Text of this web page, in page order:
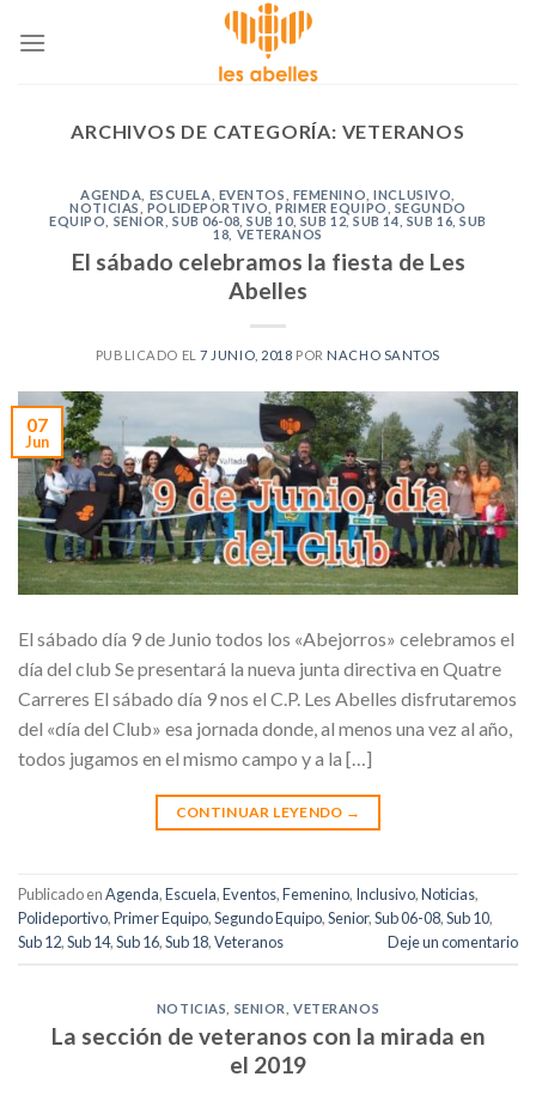
ARCHIVOS DE CATEGORÍA: VETERANOS
AGENDA ESCUELA EVENTOS FEMENINO ,INCLUSIVO
NOTICIAS , POLIDEPORTIVO ,PRIMER EQUIPO
SEGUNDO
EQUIPO
SENIOR ,SUB 06-08 ,SUB 10, SUB 12,SUB 14 SUB 16 ,SUB
18 VETERANOS
El sábado celebramos la fiesta de Les
Abelles
PUBLICADO EL7 JUNIO, 2018 POR NACHO SANTOS
07
Jun
El sábado día 9 de Junio todos los «Abejorros» celebramos el
día del club Se presentará la nueva junta directiva en Quatre
Carreres El sábado día 9 nos el C.P. Les Abelles disfrutaremos
del «día del Club» esa jornada donde, al menos una vez al año,
todos jugamos en el mismo campo y a la […]
CONTINUAR LEYENDO →
Publicado enAgenda,Escuela,Eventos,Femenino, Inclusivo,Noticias,
Polideportivo,Primer Equipo,Segundo Equipo,Senior,Sub 06-08,Sub 10,
Sub 12,Sub 14,Sub 16,Sub 18,Veteranos Deje un comentario
NOTICIAS SENIOR ,VETERANOS
La sección de veteranos con la mirada en
el 2019